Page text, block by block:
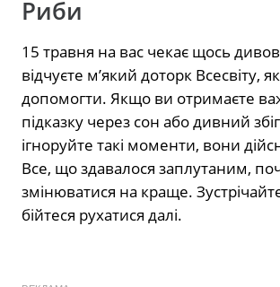
Риби
15 травня на вас чекає щось
відчуєте м’який доторк Всесвіту,
допомогти. Якщо ви отримаєте
підказку через сон або дивний
ігноруйте такі моменти, вони
Все, що здавалося заплутаним,
змінюватися на краще.
бійтеся рухатися далі.